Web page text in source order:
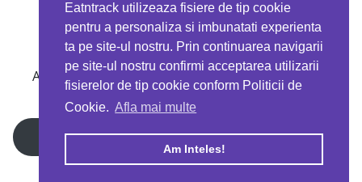
Eatntrack utilizeaza fisiere de tip cookie
pentru a personaliza si imbunatati experienta
ta pe site-ul nostru. Prin continuarea navigarii
pe site-ul nostru confirmi acceptarea utilizarii
fisierelor de tip cookie conform Politicii de
Cookie. Afla mai multe
Am Inteles!
Copyright © 2026 EAT & TRACK S.R.L
MYPROTEIN
Ai 40%reducere la orice comandă folosind codul
EATTRACK
Profită acum